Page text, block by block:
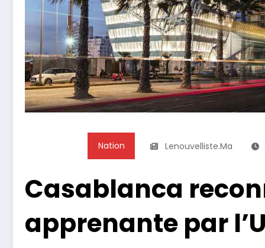
Nation Lenouvelliste.ma
Casablanca
apprenante par